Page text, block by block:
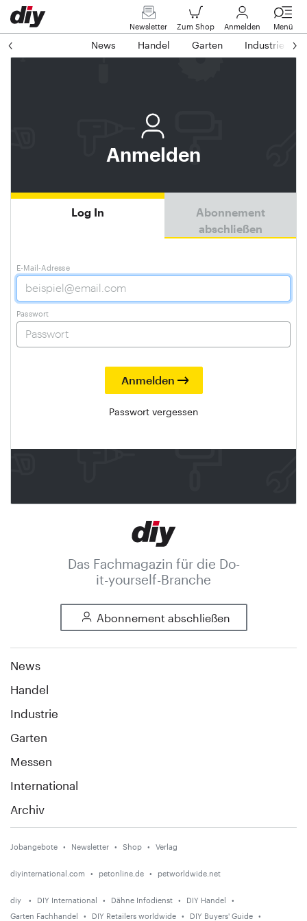
Newsletter Zum Shop Anmelden Menü
News Handel Garten Industrie
Anmelden
Log In
Abonnement
abschließen
E-Mail-Adresse
Passwort
Passwort vergessen
Das Fachmagazin für die Do-
it-yourself-Branche
Abonnement abschließen
News
Handel
Industrie
Garten
Messen
International
Archiv
Jobangebote Newsletter Shop Verlag
diyinternational.com petonline.de petworldwide.net
diy DIY International Dähne Infodienst
DIY Handel
Garten Fachhandel
DIY Retailers worldwide DIY Buyers' Guide